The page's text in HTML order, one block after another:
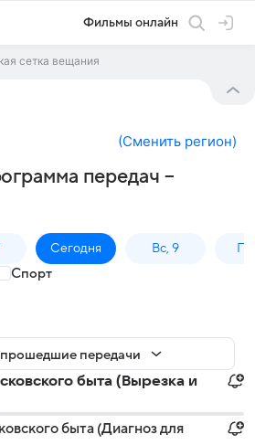
Фильмы онлайн
сетка вещания
(Сменить регион)
передач –
Сегодня Вс, 9
Спорт
прошедшие передачи
быта (Вырезка и
быта (Диагноз для